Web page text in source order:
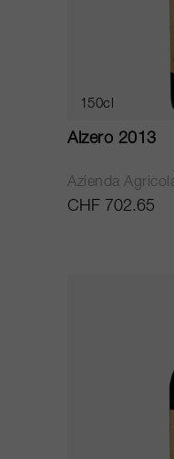
150cl
Alzero 2013
Azienda
CHF 702.65